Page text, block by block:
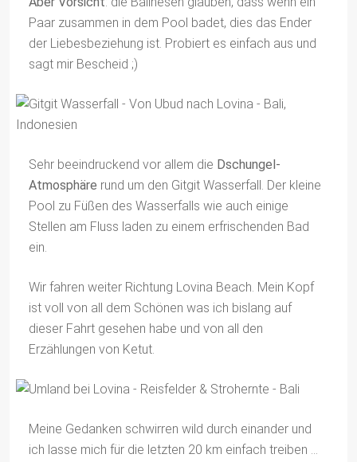
Paar zusammen in dem Pool badet, dies das Ender
der Liebesbeziehung ist. Probiert es einfach aus und
sagt mir Bescheid ;)
Sehr beeindruckend vor allem die Dschungel-
Atmosphäre rund um den Gitgit Wasserfall. Der kleine
Pool zu Füßen des Wasserfalls wie auch einige
Stellen am Fluss laden zu einem erfrischenden Bad
ein.
Wir fahren weiter Richtung Lovina Beach. Mein Kopf
ist voll von all dem Schönen was ich bislang auf
dieser Fahrt gesehen habe und von all den
Erzählungen von Ketut.
Meine Gedanken schwirren wild durch einander und
ich lasse mich für die letzten 20 km einfach treiben …